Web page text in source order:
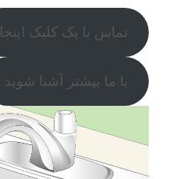
تماس با یک کلیک اینجا
با ما بیشتر آشنا شوید